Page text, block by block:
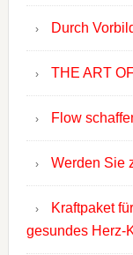
Durch
THE ART
Flow
Werden Sie
Kraftpaket
gesundes Herz-